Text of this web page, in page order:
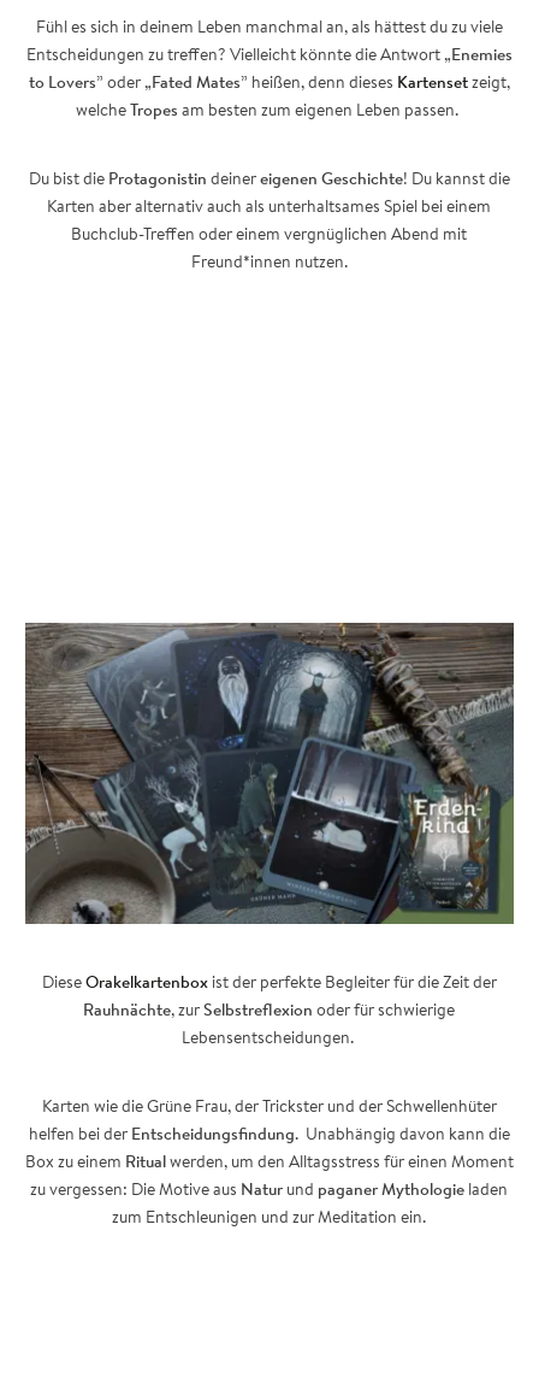
Fühl es sich in deinem Leben manchmal an, als hättest du zu viele
Entscheidungen zu treffen? Vielleicht könnte die Antwort „Enemies
to Lovers” oder „Fated Mates” heißen, denn dieses Kartensetzeigt,
welcheTropesam besten zum eigenen Leben passen.
Du bist die Protagonistin deinereigenen Geschichte! Du kannst die
Karten aber alternativ auch als unterhaltsames Spiel bei einem
Buchclub-Treffen oder einem vergnüglichen Abend mit
Freund*innen nutzen.
DieseOrakelkartenbox ist der perfekte Begleiter für die Zeit der
Rauhnächte, zurSelbstreflexionoder für schwierige
Lebensentscheidungen.
Karten wie die Grüne Frau, der Trickster und der Schwellenhüter
helfen bei der Entscheidungsfindung. Unabhängig davon kann die
Box zu einem Ritualwerden, um den Alltagsstress für einen Moment
zu vergessen: Die Motive aus Natur und paganer Mythologie laden
zum Entschleunigen und zur Meditation ein.